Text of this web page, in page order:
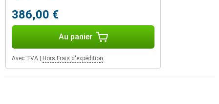
386,00 €
Au panier
Avec TVA Hors Frais d'expédition